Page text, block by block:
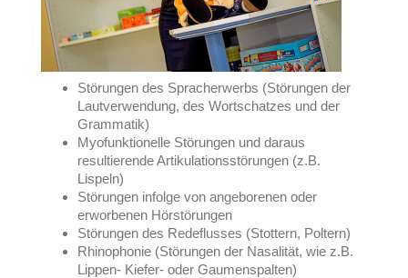
Störungen des Spracherwerbs (Störungen der
Lautverwendung, des Wortschatzes und der
Grammatik)
Myofunktionelle Störungen und daraus
resultierende Artikulationsstörungen (z.B.
Lispeln)
Störungen infolge von angeborenen oder
erworbenen Hörstörungen
Störungen des Redeflusses (Stottern, Poltern)
Rhinophonie (Störungen der Nasalität, wie z.B.
Lippen- Kiefer- oder Gaumenspalten)